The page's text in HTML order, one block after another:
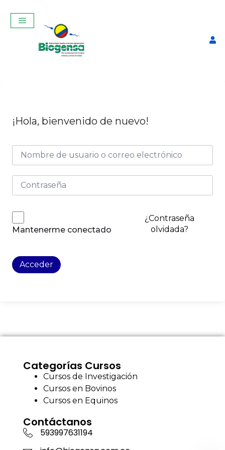
¡Hola, bienvenido de nuevo!
Mantenerme conectado
¿Contraseña
olvidada?
Acceder
Categorías Cursos
Cursos de Investigación
Cursos en Bovinos
Cursos en Equinos
Contáctanos
593997631194
Curso Teórico-Práctico De
Inseminación Artificial En
$350,00 + ADD